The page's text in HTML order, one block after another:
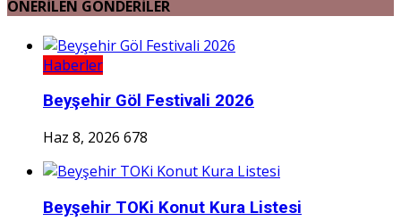
ÖNERİLEN GÖNDERİLER
Haberler
Beyşehir Göl Festivali 2026
Haz 8, 2026 678
Beyşehir TOKi Konut Kura Listesi